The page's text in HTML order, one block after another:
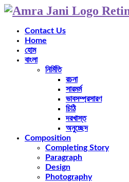
Contact Us
Home
হোম
বাংলা
নির্মিতি
রচনা
সারমর্ম
ভাবসম্প্রসারণ
চিঠি
দরখাস্ত
অনুচ্ছেদ
Composition
Completing Story
Paragraph
Design
Photography